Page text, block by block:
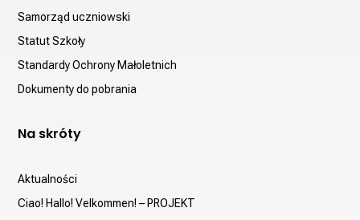
Samorząd uczniowski
Statut Szkoły
Standardy Ochrony Małoletnich
Dokumenty do pobrania
Na skróty
Aktualności
Ciao! Hallo! Velkommen! – PROJEKT